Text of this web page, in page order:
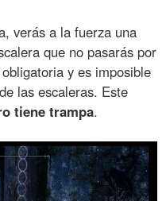
verás a la fuerza una
que no pasarás por
y es imposible
las escaleras. Este
tiene trampa.